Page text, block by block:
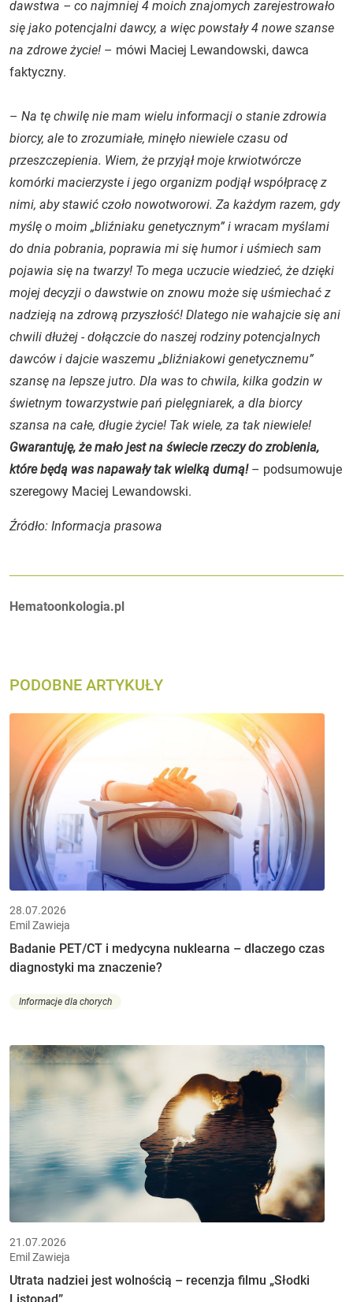
dawstwa – co najmniej 4 moich znajomych zarejestrowało
się jako potencjalni dawcy, a więc powstały 4 nowe szanse
na zdrowe życie! – mówi Maciej Lewandowski, dawca
faktyczny.
– Na tę chwilę nie mam wielu informacji o stanie zdrowia
biorcy, ale to zrozumiałe, minęło niewiele czasu od
przeszczepienia. Wiem, że przyjął moje krwiotwórcze
komórki macierzyste i jego organizm podjął współpracę z
nimi, aby stawić czoło nowotworowi. Za każdym razem, gdy
myślę o moim „bliźniaku genetycznym” i wracam myślami
do dnia pobrania, poprawia mi się humor i uśmiech sam
pojawia się na twarzy! To mega uczucie wiedzieć, że dzięki
mojej decyzji o dawstwie on znowu może się uśmiechać z
nadzieją na zdrową przyszłość! Dlatego nie wahajcie się ani
chwili dłużej - dołączcie do naszej rodziny potencjalnych
dawców i dajcie waszemu „bliźniakowi genetycznemu”
szansę na lepsze jutro. Dla was to chwila, kilka godzin w
świetnym towarzystwie pań pielęgniarek, a dla biorcy
szansa na całe, długie życie! Tak wiele, za tak niewiele!
Gwarantuję, że mało jest na świecie rzeczy do zrobienia,
które będą was napawały tak wielką dumą!– podsumowuje
szeregowy Maciej Lewandowski.
Źródło: Informacja prasowa
Autorzy:
Hematoonkologia.pl
PODOBNE ARTYKUŁY
28.07.2026
Emil Zawieja
Badanie PET/CT i medycyna nuklearna – dlaczego czas
diagnostyki ma znaczenie?
Informacje dla chorych
21.07.2026
Emil Zawieja
Utrata nadziei jest wolnością – recenzja filmu „Słodki
Listopad”